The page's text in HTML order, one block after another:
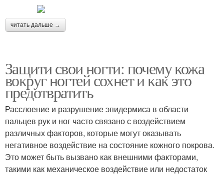
читать дальше →
Защити свои ногти: почему кожа
вокруг ногтей сохнет и как это
предотвратить
Расслоение и разрушение эпидермиса в области
пальцев рук и ног часто связано с воздействием
различных факторов, которые могут оказывать
негативное воздействие на состояние кожного покрова.
Это может быть вызвано как внешними факторами,
такими как механическое воздействие или недостаток